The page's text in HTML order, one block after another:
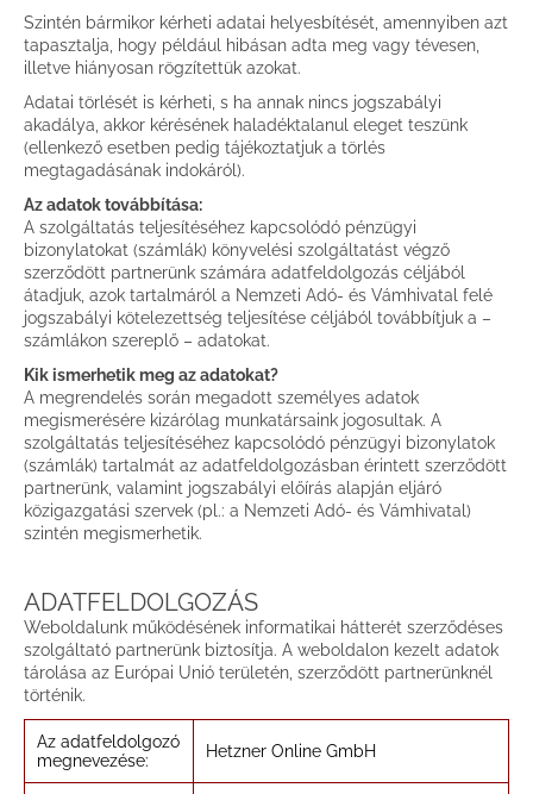
Szintén bármikor kérheti adatai helyesbítését, amennyiben azt
tapasztalja, hogy például hibásan adta meg vagy tévesen,
illetve hiányosan rögzítettük azokat.
Adatai törlését is kérheti, s ha annak nincs jogszabályi
akadálya, akkor kérésének haladéktalanul eleget teszünk
(ellenkező esetben pedig tájékoztatjuk a törlés
megtagadásának indokáról).
Az adatok továbbítása:
A szolgáltatás teljesítéséhez kapcsolódó pénzügyi
bizonylatokat (számlák) könyvelési szolgáltatást végző
szerződött partnerünk számára adatfeldolgozás céljából
átadjuk, azok tartalmáról a Nemzeti Adó- és Vámhivatal felé
jogszabályi kötelezettség teljesítése céljából továbbítjuk a –
számlákon szereplő – adatokat.
Kik ismerhetik meg az adatokat?
A megrendelés során megadott személyes adatok
megismerésére kizárólag munkatársaink jogosultak. A
szolgáltatás teljesítéséhez kapcsolódó pénzügyi bizonylatok
(számlák) tartalmát az adatfeldolgozásban érintett szerződött
partnerünk, valamint jogszabályi előírás alapján eljáró
közigazgatási szervek (pl.: a Nemzeti Adó- és Vámhivatal)
szintén megismerhetik.
ADATFELDOLGOZÁS
Weboldalunk működésének informatikai hátterét szerződéses
szolgáltató partnerünk biztosítja. A weboldalon kezelt adatok
tárolása az Európai Unió területén, szerződött partnerünknél
történik.
Az adatfeldolgozó
megnevezése:
Hetzner Online GmbH